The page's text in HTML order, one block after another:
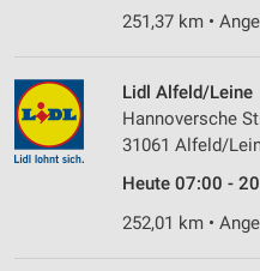
251,37 km •
Lidl Alfeld/Leine
Hannoversche
31061 Alfeld/
Heute 07:00 -
252,01 km •